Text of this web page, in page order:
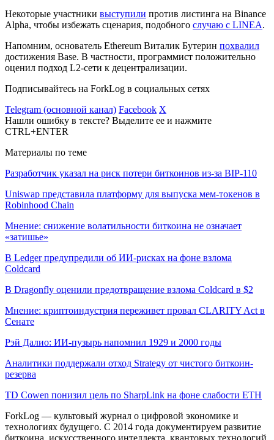
Некоторые участники выступили против листинга на Binance
Alpha, чтобы избежать сценария, подобного случаю с LINEA.
Напомним, основатель Ethereum Виталик Бутерин похвалил
достижения Base. В частности, программист положительно
оценил подход L2-сети к децентрализации.
Подписывайтесь на ForkLog в социальных сетях
Telegram (основной канал) Facebook X
Нашли ошибку в тексте? Выделите ее и нажмите
CTRL+ENTER
Материалы по теме
Разработчик указал на риск потери биткоинов из-за BIP-110
Uniswap представила платформу для выпуска мем-токенов в
Robinhood Chain
Мнение: снижение волатильности биткоина не означает
«затишье»
В Ledger предупредили об ИИ-рисках на фоне взлома
Coldcard
В Dragonfly оценили предотвращение взлома Coldcard в $2
Мнение: криптоиндустрия переживет провал CLARITY Act в
Сенате
Рэй Далио: ИИ-пузырь напомнил 1929 и 2000 годы
Аналитики поддержали отход Strategy от чистого биткоин-
резерва
TD Cowen понизил цель по SharpLink на фоне слабости ETH
ForkLog — культовый журнал о цифровой экономике и
технологиях будущего. С 2014 года документируем развитие
биткоина, искусственного интеллекта, квантовых технологий